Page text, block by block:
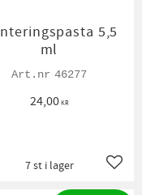
5,5
ml
46277
24,00KR
7 st i lager